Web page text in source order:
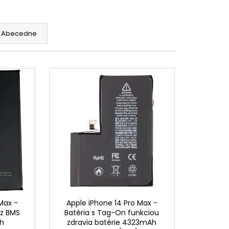
Abecedne
-
BMS
Apple iPhone 14 Pro Max -
Batéria s Tag-On funkciou
zdravia batérie 4323mAh
KRÚŽOK +
/ GREEN) -